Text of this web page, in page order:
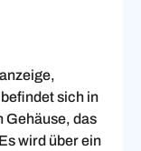
sich in
Gehäuse, das
wird über ein